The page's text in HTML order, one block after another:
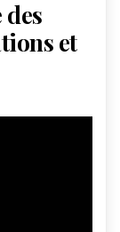
et